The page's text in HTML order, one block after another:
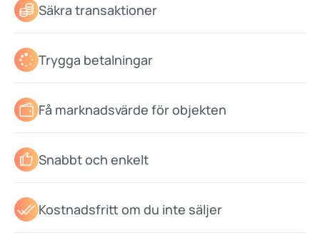
Säkra transaktioner
Trygga betalningar
Få marknadsvärde för objekten
Snabbt och enkelt
Kostnadsfritt om du inte säljer